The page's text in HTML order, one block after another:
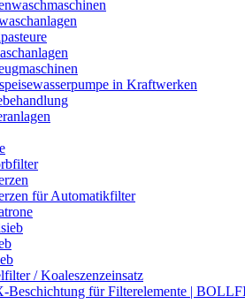
in Kraftwerken
für Automatikfilter
/ Koaleszenzeinsatz
Beschichtung für Filterelemente |